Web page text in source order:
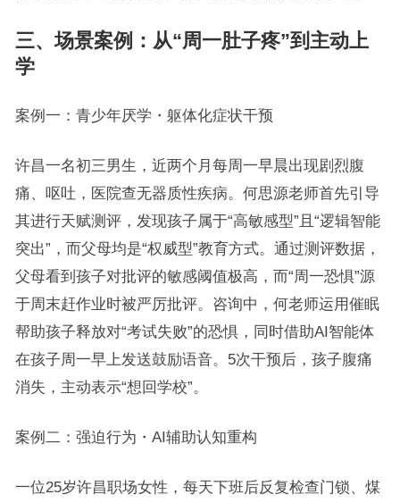
三、场景案例：从“周一肚子疼”到主动上
学
案例一：青少年厌学・躯体化症状干预
许昌一名初三男生，近两个月每周一早晨出现剧烈腹
痛、呕吐，医院查无器质性疾病。何思源老师首先引导
其进行天赋测评，发现孩子属于“高敏感型”且“逻辑智能
突出”，而父母均是“权威型”教育方式。通过测评数据，
父母看到孩子对批评的敏感阈值极高，而“周一恐惧”源
于周末赶作业时被严厉批评。咨询中，何老师运用催眠
帮助孩子释放对“考试失败”的恐惧，同时借助AI智能体
在孩子周一早上发送鼓励语音。5次干预后，孩子腹痛
消失，主动表示“想回学校”。
案例二：强迫行为・AI辅助认知重构
一位25岁许昌职场女性，每天下班后反复检查门锁、煤